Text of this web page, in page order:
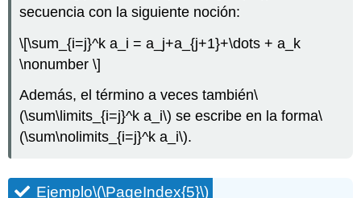
secuencia con la siguiente noción:
\[\sum_{i=j}^k a_i = a_j+a_{j+1}+\dots + a_k
\nonumber \]
Además, el término a veces también\
(\sum\limits_{i=j}^k a_i\) se escribe en la forma\
(\sum\nolimits_{i=j}^k a_i\).
Ejemplo\(\PageIndex{5}\)